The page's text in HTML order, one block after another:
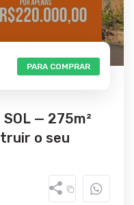
PARA COMPRAR
SOL — 275m²
o seu